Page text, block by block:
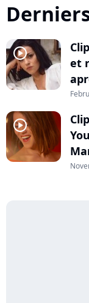
player2
et
player2